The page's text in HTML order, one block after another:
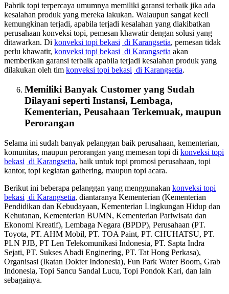
Pabrik topi terpercaya umumnya memiliki garansi terbaik jika ada
kesalahan produk yang mereka lakukan. Walaupun sangat kecil
kemungkinan terjadi, apabila terjadi kesalahan yang diakibatkan
perusahaan konveksi topi, pemesan khawatir dengan solusi yang
ditawarkan. Di konveksi topi bekasi di Karangsetia, pemesan tidak
perlu khawatir, konveksi topi bekasi di Karangsetia akan
memberikan garansi terbaik apabila terjadi kesalahan produk yang
dilakukan oleh tim konveksi topi bekasi di Karangsetia.
Memiliki Banyak Customer yang Sudah
Dilayani seperti Instansi, Lembaga,
Kementerian, Peusahaan Terkemuak, maupun
Perorangan
Selama ini sudah banyak pelanggan baik perusahaan, kementerian,
komunitas, maupun perorangan yang memesan topi di konveksi topi
bekasi di Karangsetia, baik untuk topi promosi perusahaan, topi
kantor, topi kegiatan gathering, maupun topi acara.
Berikut ini beberapa pelanggan yang menggunakan konveksi topi
bekasi di Karangsetia, diantaranya Kementerian (Kementerian
Pendidikan dan Kebudayaan, Kementerian Lingkungan Hidup dan
Kehutanan, Kementerian BUMN, Kementerian Pariwisata dan
Ekonomi Kreatif), Lembaga Negara (BPDP), Perusahaan (PT.
Toyota, PT. AHM Mobil, PT. TOA Paint, PT. CHUHATSU, PT.
PLN PJB, PT Len Telekomunikasi Indonesia, PT. Sapta Indra
Sejati, PT. Sukses Abadi Enginering, PT. Tat Hong Perkasa),
Organisasi (Ikatan Dokter Indonesia), Fun Park Water Boom, Grab
Indonesia, Topi Sancu Sandal Lucu, Topi Pondok Kari, dan lain
sebagainya.